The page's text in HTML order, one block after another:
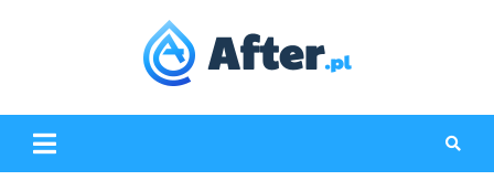
www.after.pl